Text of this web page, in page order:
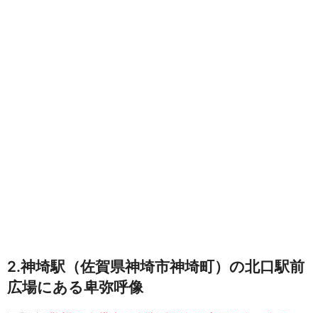
2.神埼駅（佐賀県神埼市神埼町）の北口駅前
広場にある卑弥呼像